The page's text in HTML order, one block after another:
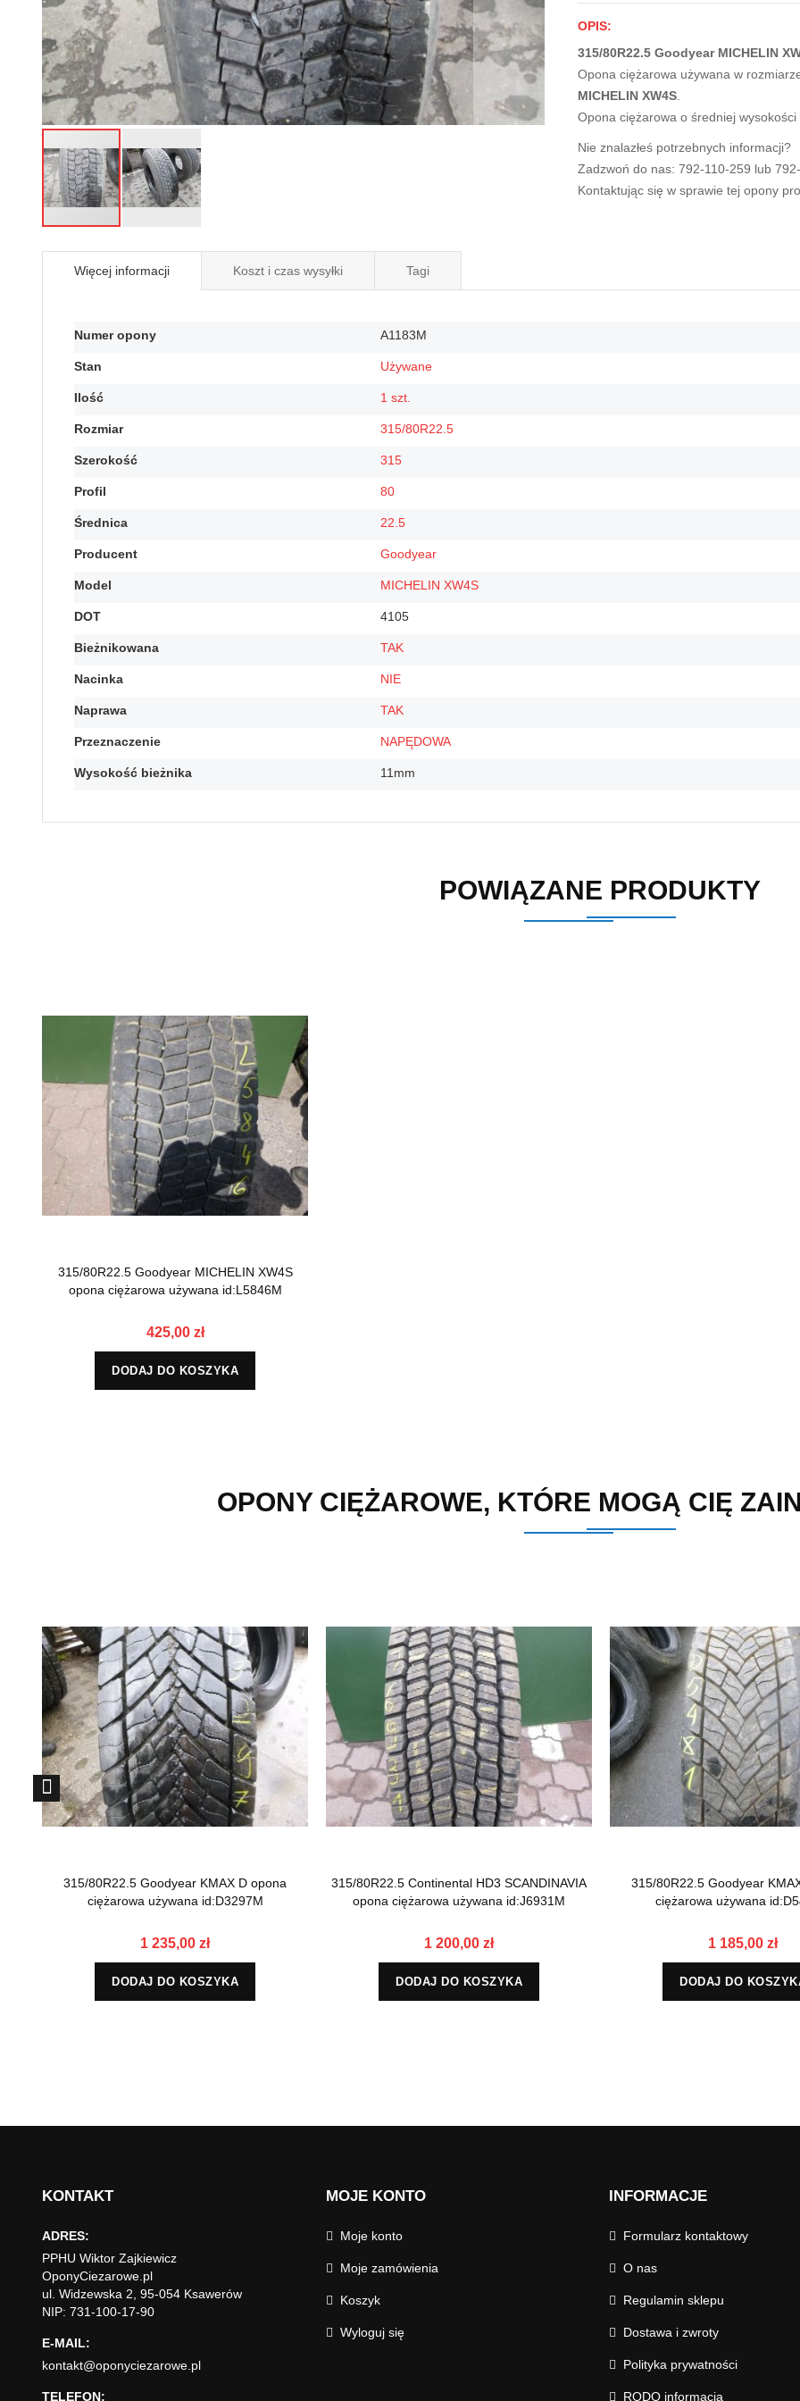
na
początek
OPIS:
315/80R22.5 Goodyear MICHELIN
Opona ciężarowa używana w
MICHELIN XW4S.
Opona ciężarowa o średniej wysokości
Nie znalazłeś potrzebnych informacji?
Zadzwoń do nas: 792-110-259 lub
Kontaktując się w sprawie tej opony
Więcej informacji
Więcej
Numer opony A1183M
Stan Używane
Ilość 1 szt.
Rozmiar 315/80R22.5
Szerokość 315
Profil 80
Średnica 22.5
Producent Goodyear
Model MICHELIN XW4S
DOT 4105
Bieżnikowana TAK
Nacinka NIE
Naprawa TAK
Przeznaczenie NAPĘDOWA
Wysokość bieżnika 11mm
Koszt i czas wysyłki Tagi
POWIĄZANE PRODUKTY
315/80R22.5 Goodyear MICHELIN XW4S
opona ciężarowa używana id:L5846M
425,00 zł
DODAJ DO KOSZYKA
OPONY CIĘŻAROWE, KTÓRE MOGĄ CIĘ
315/80R22.5 Goodyear KMAX D opona
ciężarowa używana id:D3297M
1 235,00 zł
DODAJ DO KOSZYKA
315/80R22.5 Continental HD3 SCANDINAVIA
opona ciężarowa używana id:J6931M
1 200,00 zł
DODAJ DO KOSZYKA
315/80R22.5 Goodyear
ciężarowa używana
1 185,00 zł
DODAJ DO
KONTAKT
ADRES:
PPHU Wiktor Zajkiewicz
OponyCiezarowe.pl
ul. Widzewska 2, 95-054 Ksawerów
NIP: 731-100-17-90
E-MAIL:
kontakt@oponyciezarowe.pl
TELEFON:
MOJE KONTO
Moje konto
Moje zamówienia
Koszyk
Wyloguj się
INFORMACJE
Formularz kontaktowy
O nas
Regulamin sklepu
Dostawa i zwroty
Polityka prywatności
RODO informacja